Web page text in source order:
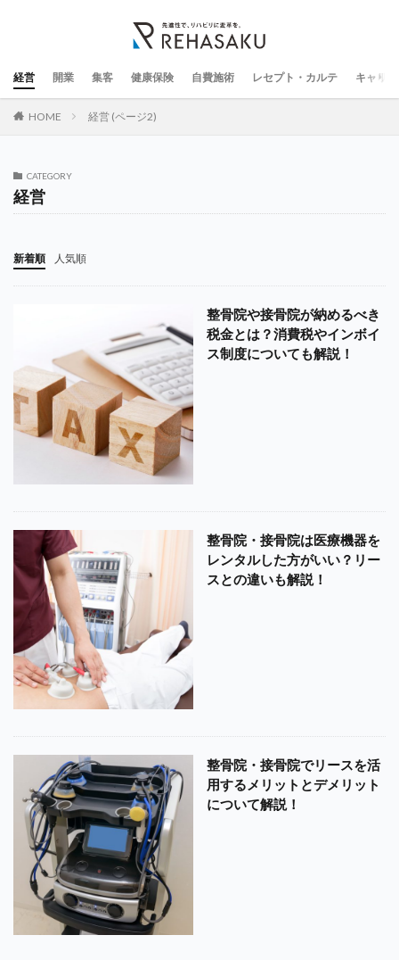
経営 開業 集客 健康保険 自費施術 レセプト・カルテ キャリ
HOME 経営 (ページ2)
CATEGORY
経営
新着順 人気順
整骨院や接骨院が納めるべき
税金とは？消費税やインボイ
ス制度についても解説！
整骨院・接骨院は医療機器を
レンタルした方がいい？リー
スとの違いも解説！
整骨院・接骨院でリースを活
用するメリットとデメリット
について解説！